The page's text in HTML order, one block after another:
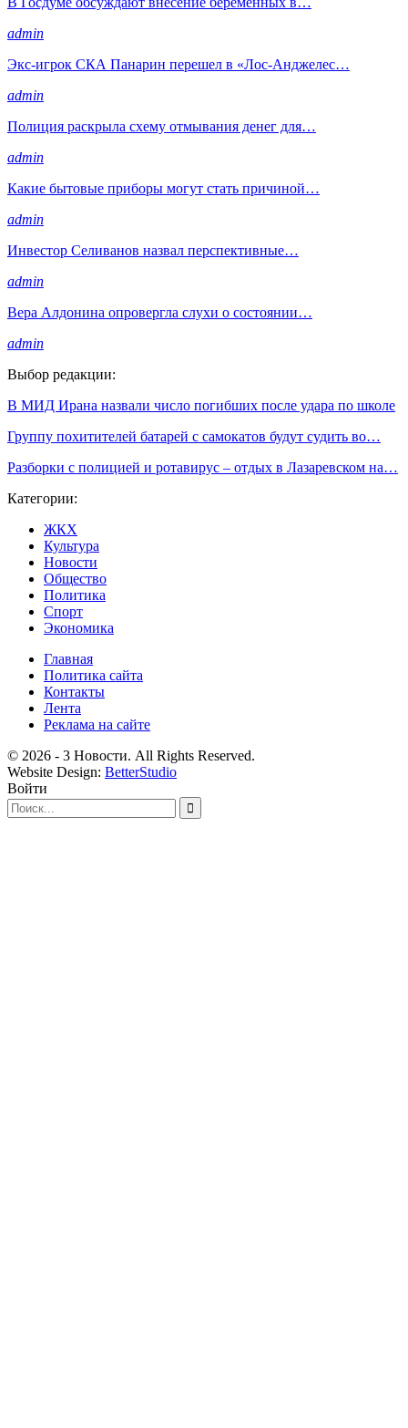
admin
Экс-игрок СКА Панарин перешел в «Лос-Анджелес…
admin
Полиция раскрыла схему отмывания денег для…
admin
Какие бытовые приборы могут стать причиной…
admin
Инвестор Селиванов назвал перспективные…
admin
Вера Алдонина опровергла слухи о состоянии…
admin
Выбор редакции:
В МИД Ирана назвали число погибших после удара по школе
Группу похитителей батарей с самокатов будут судить во…
Разборки с полицией и ротавирус – отдых в Лазаревском на…
Категории:
ЖКХ
Культура
Новости
Общество
Политика
Спорт
Экономика
Главная
Политика сайта
Контакты
Лента
Реклама на сайте
© 2026 - 3 Новости. All Rights Reserved.
Website Design: BetterStudio
Войти